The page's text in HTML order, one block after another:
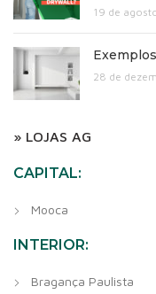
19 de
28 de
» LOJAS AG
CAPITAL:
Mooca
INTERIOR:
Bragança Paulista